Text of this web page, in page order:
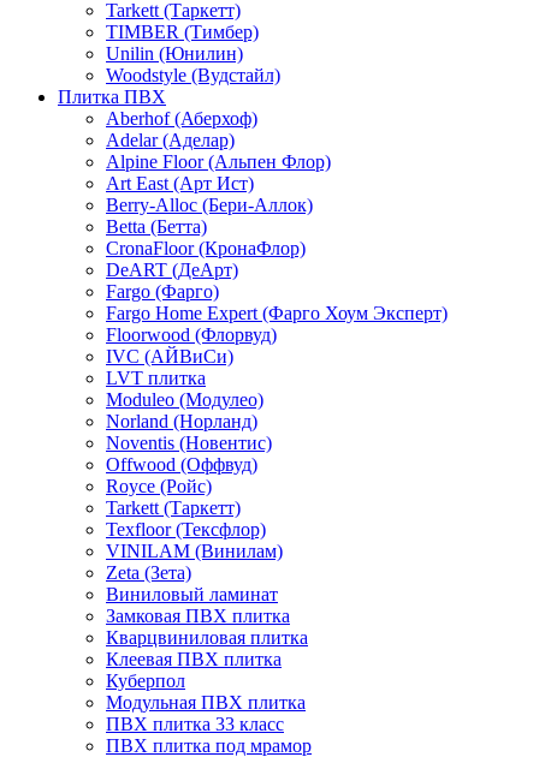
Tarkett (Таркетт)
TIMBER (Тимбер)
Unilin (Юнилин)
Woodstyle (Вудстайл)
Плитка ПВХ
Aberhof (Аберхоф)
Adelar (Аделар)
Alpine Floor (Альпен Флор)
Art East (Арт Ист)
Berry-Alloc (Бери-Аллок)
Betta (Бетта)
CronaFloor (КронаФлор)
DeART (ДеАрт)
Fargo (Фарго)
Fargo Home Expert (Фарго Хоум Эксперт)
Floorwood (Флорвуд)
IVC (АЙВиСи)
LVT плитка
Moduleo (Модулео)
Norland (Норланд)
Noventis (Новентис)
Offwood (Оффвуд)
Royce (Ройс)
Tarkett (Таркетт)
Texfloor (Тексфлор)
VINILAM (Винилам)
Zeta (Зета)
Виниловый ламинат
Замковая ПВХ плитка
Кварцвиниловая плитка
Клеевая ПВХ плитка
Куберпол
Модульная ПВХ плитка
ПВХ плитка 33 класс
ПВХ плитка под мрамор